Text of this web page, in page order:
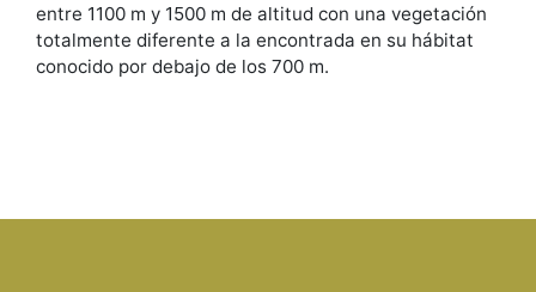
entre 1100 m y 1500 m de altitud con una vegetación
totalmente diferente a la encontrada en su hábitat
conocido por debajo de los 700 m.